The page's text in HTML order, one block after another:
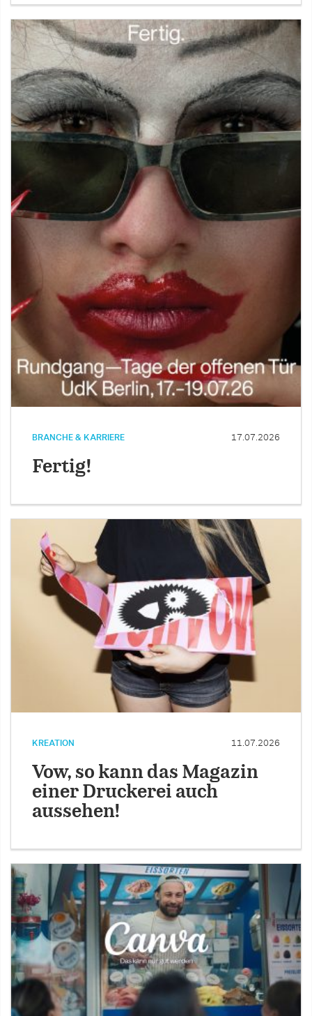
BRANCHE & KARRIERE 17.07.2026
Fertig!
KREATION 11.07.2026
Vow, so kann das Magazin
einer Druckerei auch
aussehen!